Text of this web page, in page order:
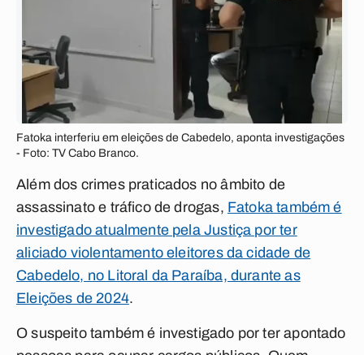
Fatoka interferiu em eleições de Cabedelo, aponta investigações
- Foto: TV Cabo Branco.
Além dos crimes praticados no âmbito de
assassinato e tráfico de drogas, Fatoka também é
investigado atualmente pela Justiça por ter
aliciado violentamento eleitores da cidade de
Cabedelo, no Litoral da Paraíba, durante as
Eleições de 2024.
O suspeito também é investigado por ter apontado